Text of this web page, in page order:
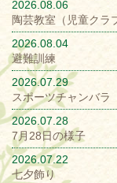
2026.08.06
陶芸教室（児童クラ
2026.08.04
避難訓練
2026.07.29
スポーツチャンバラ
2026.07.28
7月28日の様子
2026.07.22
七夕飾り